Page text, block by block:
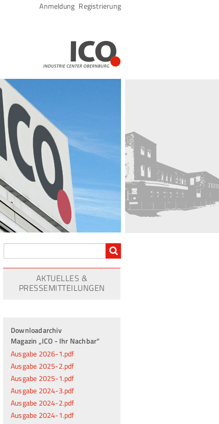
Navigation
überspringen
Anmeldung Registrierung
AKTUELLES &
PRESSEMITTEILUNGEN
Downloadarchiv
Magazin „ICO - Ihr Nachbar“
Ausgabe 2026-1.pdf
Ausgabe 2025-2.pdf
Ausgabe 2025-1.pdf
Ausgabe 2024-3.pdf
Ausgabe 2024-2.pdf
Ausgabe 2024-1.pdf